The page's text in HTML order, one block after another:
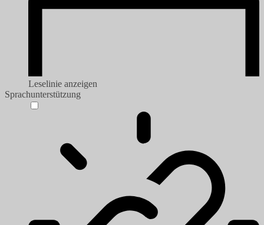
Leselinie anzeigen
Sprachunterstützung